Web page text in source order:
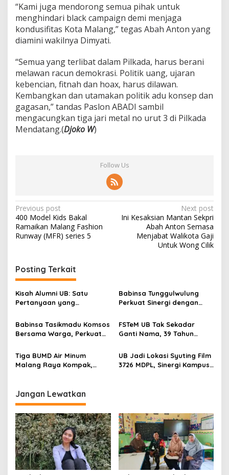
“Kami juga mendorong semua pihak untuk
menghindari black campaign demi menjaga
kondusifitas Kota Malang,” tegas Abah Anton yang
diamini wakilnya Dimyati.
“Semua yang terlibat dalam Pilkada, harus berani
melawan racun demokrasi. Politik uang, ujaran
kebencian, fitnah dan hoax, harus dilawan.
Kembangkan dan utamakan politik adu konsep dan
gagasan,” tandas Paslon ABADI sambil
mengacungkan tiga jari metal no urut 3 di Pilkada
Mendatang.(Djoko W)
Follow Us
P
o
s
n
a
v
i
g
a
t
i
n
Previous post
400 Model Kids Bakal
Ramaikan Malang Fashion
Runway (MFR) series 5
Next post
Ini Kesaksian Mantan Sekpri
Abah Anton Semasa
Menjabat Walikota Gaji
Untuk Wong Cilik
Posting Terkait
Kisah Alumni UB: Satu
Pertanyaan yang
Babinsa Tunggulwulung
Perkuat Sinergi dengan
Aman dan Kondusif
Babinsa Tasikmadu Komsos
Bersama Warga, Perkuat
Kondusivitas Wilayah
FSTeM UB Tak Sekadar
Ganti Nama, 39 Tahun
Trendsetter Sains dan
Teknologi
Tiga BUMD Air Minum
Malang Raya Kompak,
UB Jadi Lokasi Syuting Film
3726 MDPL, Sinergi Kampus
Jangan Lewatkan